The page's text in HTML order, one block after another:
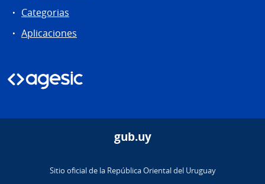
Categorias
Aplicaciones
gub.uy
Sitio oficial de la República Oriental del Uruguay